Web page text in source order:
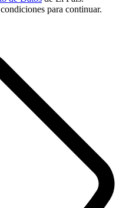
para continuar.